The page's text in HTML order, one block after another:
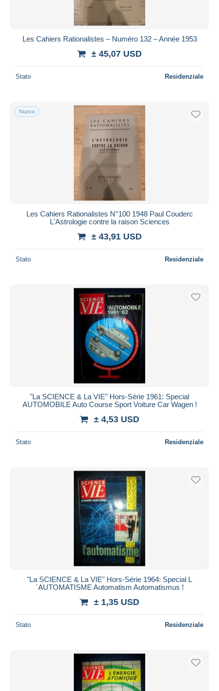
Tutte le durate
Prezzo
Solo sconto
Spedizione gratuita
Metodi di pagamento
PayPal
Bonifico bancario
Mastercard
Bancontact
iDeal
Residenza del venditore
Aggiorna
Les Cahiers Rationalistes – Numéro 132 – Année 1953
± 45,07 USD
Stato Residenziale
Nuovo
Les Cahiers Rationalistes N°100 1948 Paul Couderc
L'Astrologie contre la raison Sciences
± 43,91 USD
Stato Residenziale
"La SCIENCE & La VIE" Hors-Série 1961: Special
AUTOMOBILE Auto Course Sport Voiture Car Wagen !
± 4,53 USD
Stato Residenziale
"La SCIENCE & La VIE" Hors-Série 1964: Special L
´AUTOMATISME Automatism Automatismus !
± 1,35 USD
Stato Residenziale